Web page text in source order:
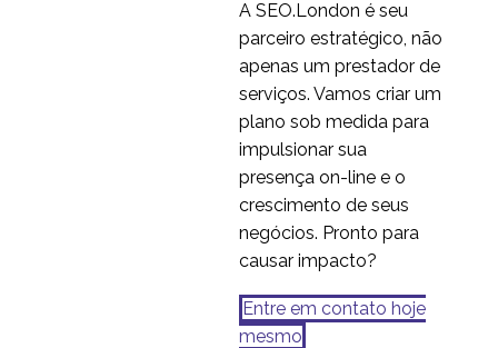
A SEO.London é seu
parceiro estratégico, não
apenas um prestador de
serviços. Vamos criar um
plano sob medida para
impulsionar sua
presença on-line e o
crescimento de seus
negócios. Pronto para
causar impacto?
Entre em contato hoje
mesmo